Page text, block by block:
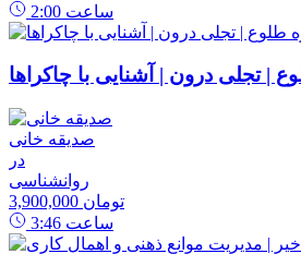
2:00 ساعت
| تجلی درون | آشنایی با چاکراها
صدیقه خانی
در
روانشناسی
3,900,000 تومان
3:46 ساعت